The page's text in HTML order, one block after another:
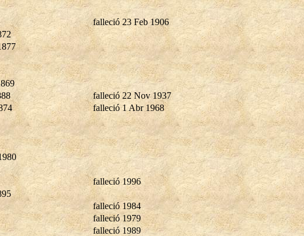
falleció 23 Feb 1906
falleció 22 Nov 1937
falleció 1 Abr 1968
falleció 1996
falleció 1984
falleció 1979
falleció 1989